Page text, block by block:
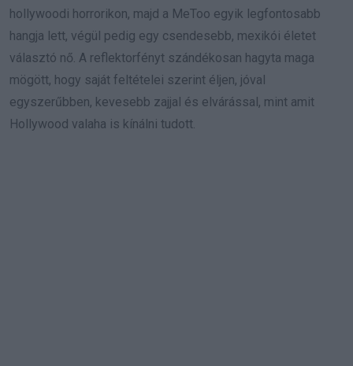
hollywoodi horrorikon, majd a MeToo egyik legfontosabb
hangja lett, végül pedig egy csendesebb, mexikói életet
választó nő. A reflektorfényt szándékosan hagyta maga
mögött, hogy saját feltételei szerint éljen, jóval
egyszerűbben, kevesebb zajjal és elvárással, mint amit
Hollywood valaha is kínálni tudott.